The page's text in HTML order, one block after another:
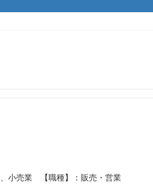
小売業 【職種】：販売・営業